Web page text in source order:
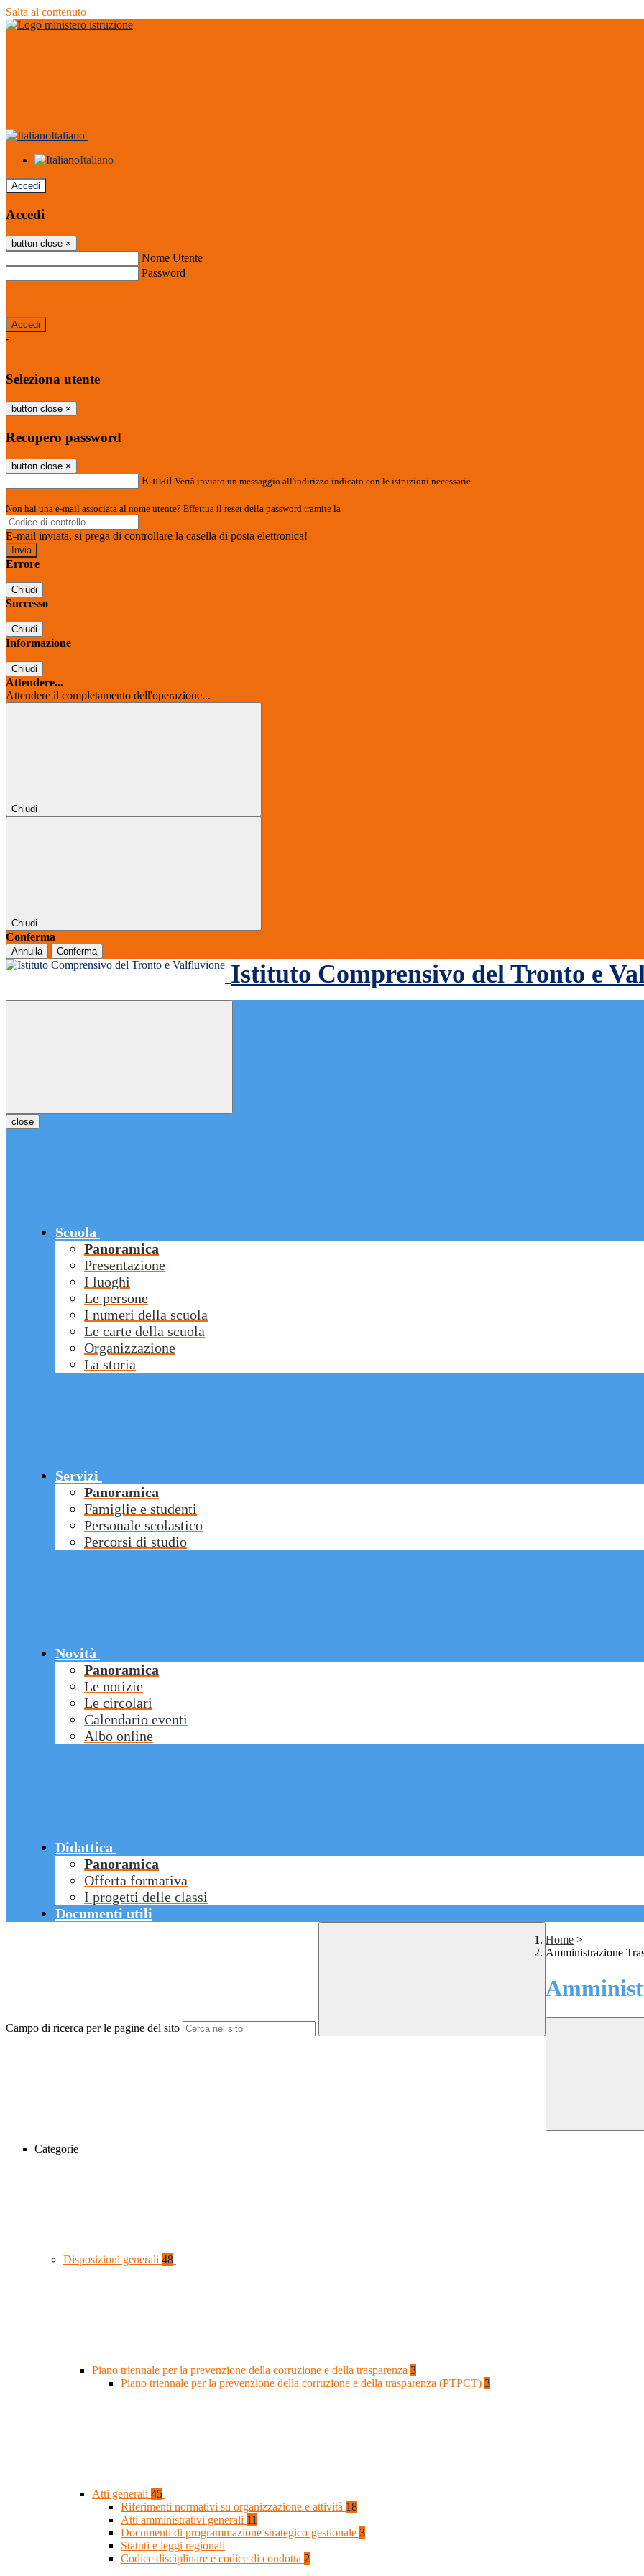
Salta al contenuto
Italiano
Italiano
Accedi
Accedi
button close ×
Nome Utente
Password
-
Seleziona utente
button close ×
Recupero password
button close ×
E-mail Verrà inviato un messaggio all'indirizzo indicato con le istruzioni necessarie.
Non hai una e-mail associata al nome utente? Effettua il reset della password tramite la
E-mail inviata, si prega di controllare la casella di posta elettronica!
Errore
Chiudi
Successo
Chiudi
Informazione
Chiudi
Attendere...
Attendere il completamento dell'operazione...
Chiudi
Chiudi
Conferma
Annulla Conferma
Istituto Comprensivo del Tronto e
close
Scuola
Panoramica
Presentazione
I luoghi
Le persone
I numeri della scuola
Le carte della scuola
Organizzazione
La storia
Servizi
Panoramica
Famiglie e studenti
Personale scolastico
Percorsi di studio
Novità
Panoramica
Le notizie
Le circolari
Calendario eventi
Albo online
Didattica
Panoramica
Offerta formativa
I progetti delle classi
Documenti utili
Campo di ricerca per le pagine del sito
Home >
Amministrazione
Categorie
Disposizioni generali 48
Piano triennale per la prevenzione della corruzione e della trasparenza 3
Piano triennale per la prevenzione della corruzione e della trasparenza (PTPCT) 3
Atti generali 45
Riferimenti normativi su organizzazione e attività 18
Atti amministrativi generali 11
Documenti di programmazione strategico-gestionale 3
Statuti e leggi regionali
Codice disciplinare e codice di condotta 2